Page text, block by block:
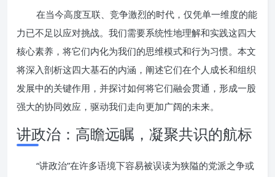
在当今高度互联、竞争激烈的时代，仅凭单一维度的能
力已不足以应对挑战。我们需要系统性地理解和实践这四大
核心素养，将它们内化为我们的思维模式和行为习惯。本文
将深入剖析这四大基石的内涵，阐述它们在个人成长和组织
发展中的关键作用，并探讨如何将它们融会贯通，形成一股
强大的协同效应，驱动我们走向更加广阔的未来。
讲政治：高瞻远瞩，凝聚共识的航标
“讲政治”在许多语境下容易被误读为狭隘的党派之争或